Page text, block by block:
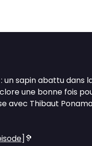
un sapin abattu dans
une bonne fois
avec Thibaut
]🦻